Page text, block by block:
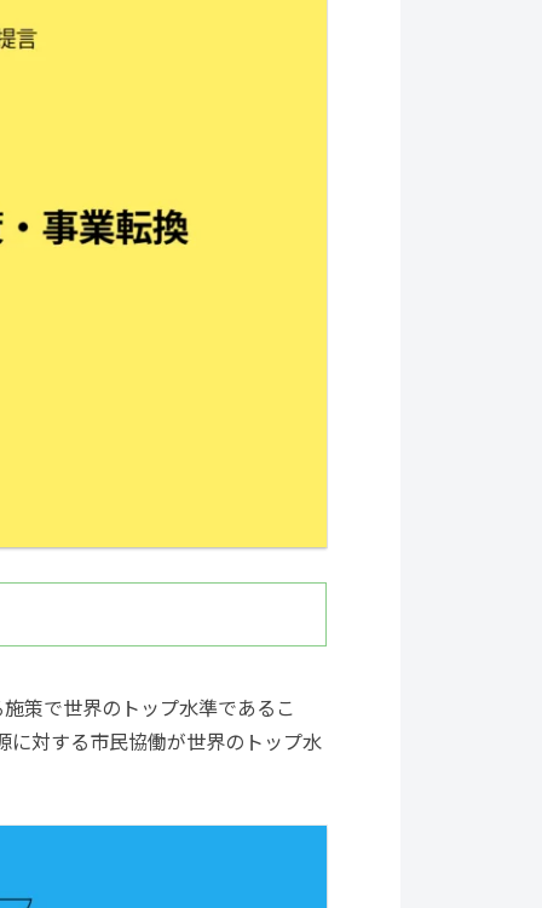
策で世界のトップ水準であるこ
に対する市民協働が世界のトップ水